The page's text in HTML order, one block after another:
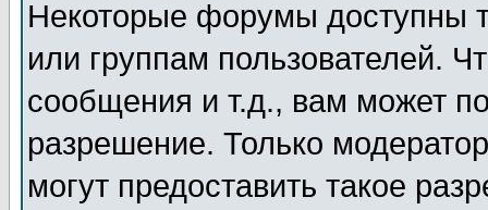
Некоторые форумы доступны
или группам пользователей.
сообщения и т.д., вам может
разрешение. Только
могут предоставить такое